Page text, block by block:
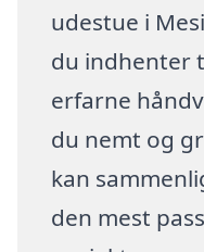
udestue i
du indhenter
erfarne
du nemt og
kan
den mest